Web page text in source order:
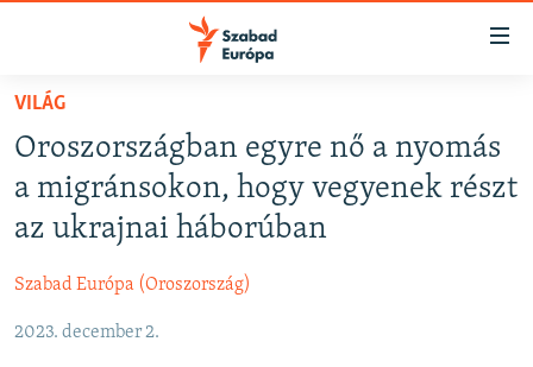
Akadálymentes
Ugrás
fő
oldalra
tartalomjegyzékre
PODCASTOK
ELEMZŐ
NER15
VILÁG
Oroszországban egyre nő a nyomás
a migránsokon, hogy vegyenek részt
az ukrajnai háborúban
Szabad Európa (Oroszország)
2023. december 2.
FELIRATKOZÁS
Spotify